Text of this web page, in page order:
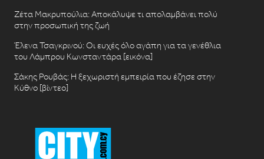
Ζέτα Μακρυπούλια: Αποκάλυψε τι απολαμβάνει πολύ
στην προσωπική της ζωή
Έλενα Τσαγκρινού: Οι ευχές όλο αγάπη για τα γενέθλια
του Λάμπρου Κωνσταντάρα [εικόνα]
Σάκης Ρουβάς: Η ξεχωριστή εμπειρία που έζησε στην
Κύθνο [βίντεο]